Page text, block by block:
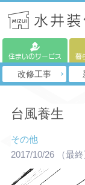
住まいのサービス 暮
改修工事
台風養生
その他
2017/10/26
（最